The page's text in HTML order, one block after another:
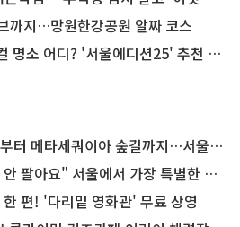
까지…망원한강공원 알짜 코스
소 어디? '서울에디션25' 추천 코스
타세쿼이아 숲길까지…서울둘레길 15코스
요" 서울에서 가장 특별한 편의점의 정체
편! '다리밑 영화관' 무료 상영